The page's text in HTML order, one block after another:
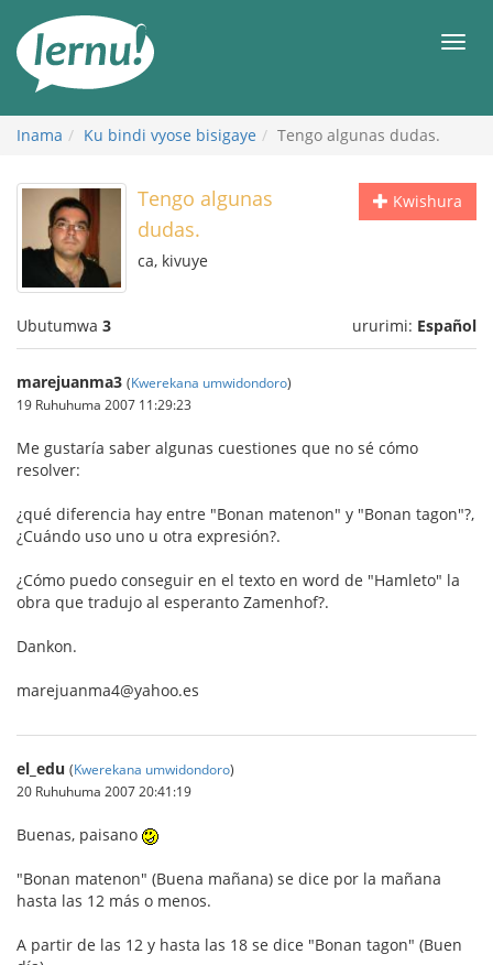
rupapuro
rw'ibirimwo
Inama Ku bindi vyose bisigaye Tengo algunas dudas.
Kwishura
Tengo algunas
dudas.
ca, kivuye
Ubutumwa 3 ururimi: Español
marejuanma3 (Kwerekana umwidondoro)
19 Ruhuhuma 2007 11:29:23
Me gustaría saber algunas cuestiones que no sé cómo
resolver:
¿qué diferencia hay entre "Bonan matenon" y "Bonan tagon"?,
¿Cuándo uso uno u otra expresión?.
¿Cómo puedo conseguir en el texto en word de "Hamleto" la
obra que tradujo al esperanto Zamenhof?.
Dankon.
marejuanma4@yahoo.es
el_edu (Kwerekana umwidondoro)
20 Ruhuhuma 2007 20:41:19
Buenas, paisano
"Bonan matenon" (Buena mañana) se dice por la mañana
hasta las 12 más o menos.
A partir de las 12 y hasta las 18 se dice "Bonan tagon" (Buen